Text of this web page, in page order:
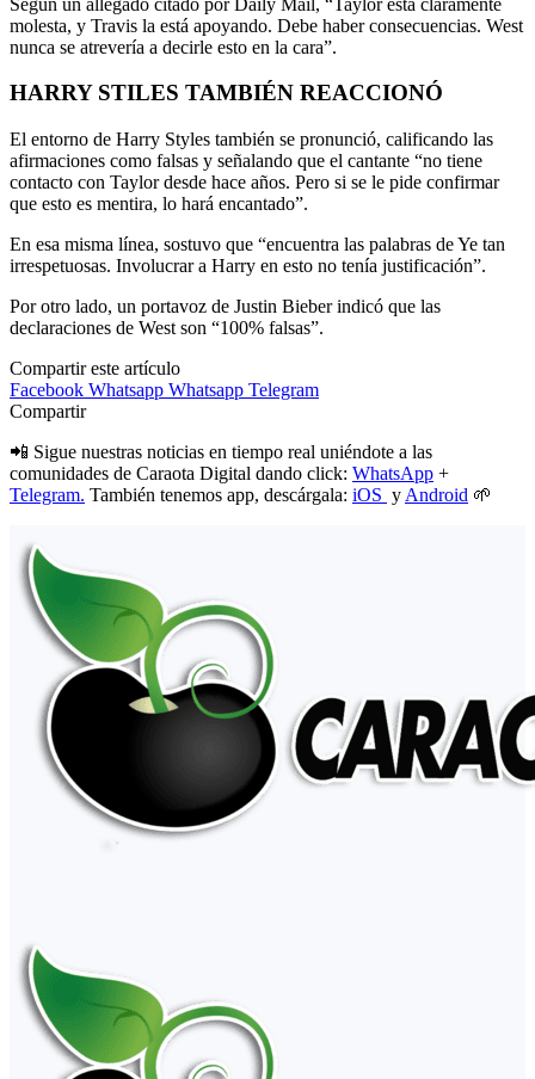
molesta, y Travis la está apoyando. Debe haber consecuencias. West
nunca se atrevería a decirle esto en la cara”.
HARRY STILES TAMBIÉN REACCIONÓ
El entorno de Harry Styles también se pronunció, calificando las
afirmaciones como falsas y señalando que el cantante “no tiene
contacto con Taylor desde hace años. Pero si se le pide confirmar
que esto es mentira, lo hará encantado”.
En esa misma línea, sostuvo que “encuentra las palabras de Ye tan
irrespetuosas. Involucrar a Harry en esto no tenía justificación”.
Por otro lado, un portavoz de Justin Bieber indicó que las
declaraciones de West son “100% falsas”.
Compartir este artículo
Facebook Whatsapp Whatsapp Telegram
Compartir
📲 Sigue nuestras noticias en tiempo real uniéndote a las
comunidades de Caraota Digital dando click: WhatsApp +
Telegram. También tenemos app, descárgala: iOS y Android 🌱